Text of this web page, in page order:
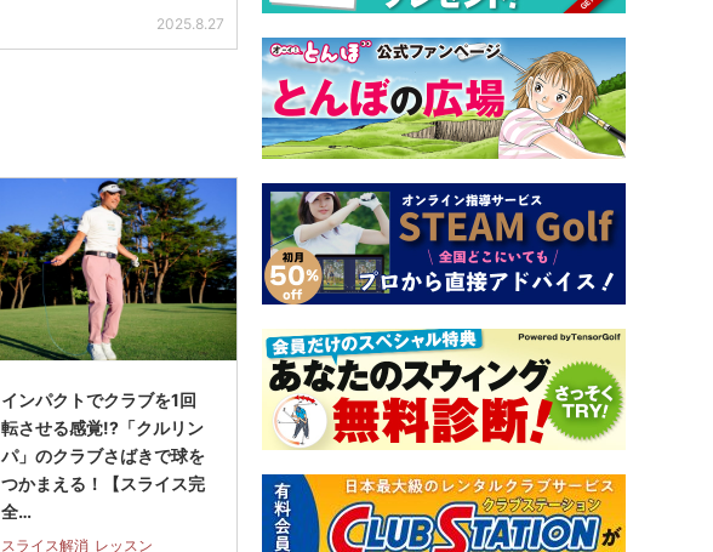
2025.8.27
インパクトでクラブを1回
転させる感覚!?「クルリン
パ」のクラブさばきで球を
つかまえる！【スライス完
全…
スライス解消 レッスン